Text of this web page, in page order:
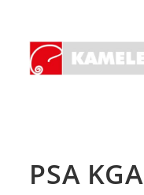
content
PSA KGA